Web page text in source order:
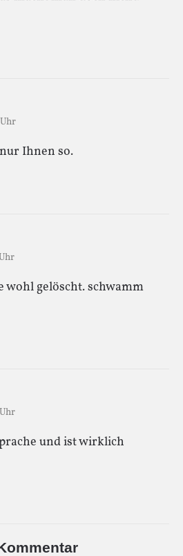
Ihnen so.
wohl gelöscht. schwamm
und ist wirklich